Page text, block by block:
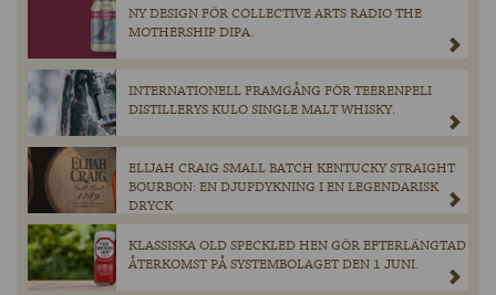
NY DESIGN FÖR COLLECTIVE ARTS RADIO THE
MOTHERSHIP DIPA.
INTERNATIONELL FRAMGÅNG FÖR TEERENPELI
DISTILLERYS KULO SINGLE MALT WHISKY.
ELIJAH CRAIG SMALL BATCH KENTUCKY STRAIGHT
BOURBON: EN DJUPDYKNING I EN LEGENDARISK
DRYCK
KLASSISKA OLD SPECKLED HEN GÖR EFTERLÄNGTAD
ÅTERKOMST PÅ SYSTEMBOLAGET DEN 1 JUNI.